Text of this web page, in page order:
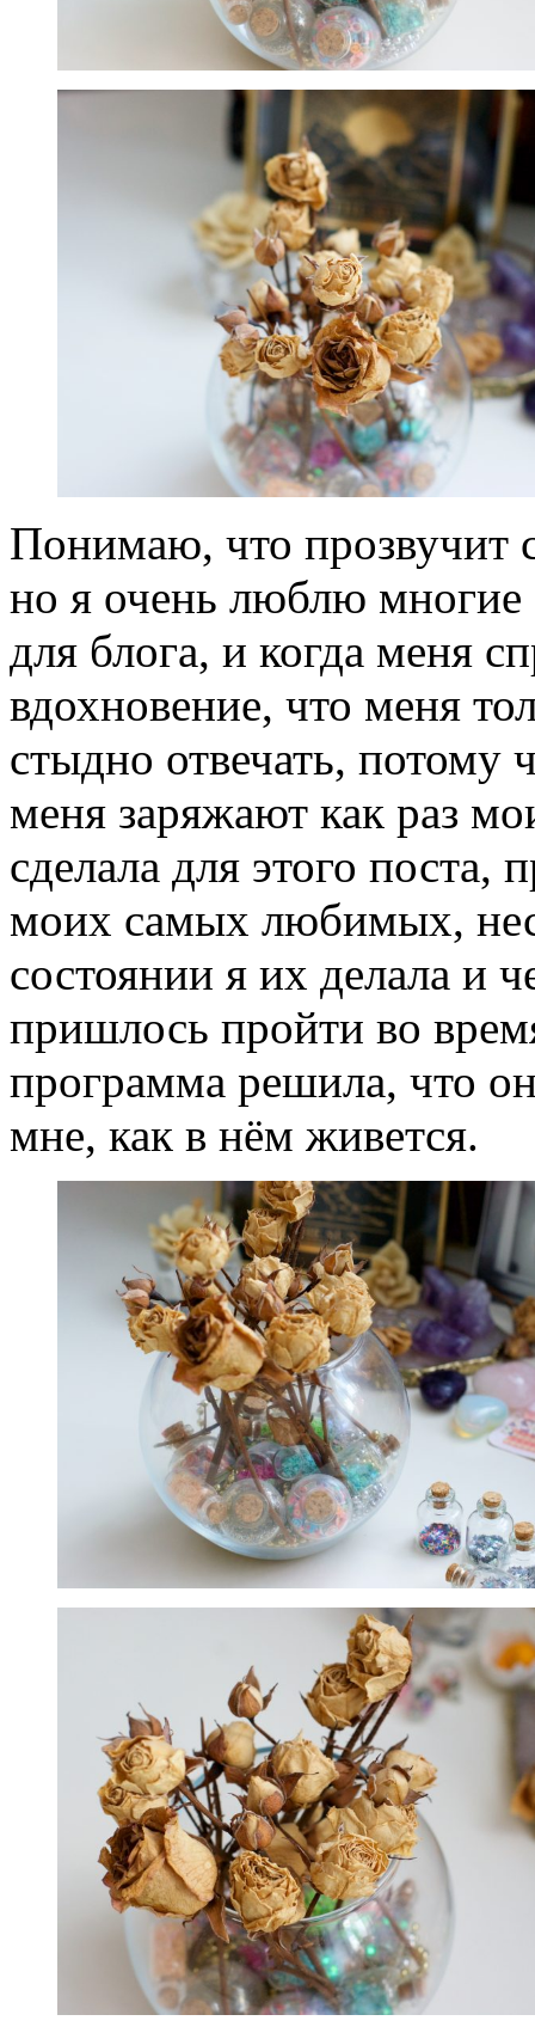
Понимаю, что прозвучит
но я очень люблю
для блога, и когда меня
вдохновение, что меня
стыдно отвечать, потому
меня заряжают как раз
сделала для этого поста,
моих самых любимых,
состоянии я их делала и
пришлось пройти во
программа решила, что
мне, как в нём живется.